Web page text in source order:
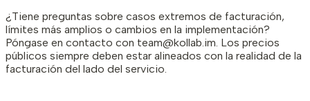
¿Tiene preguntas sobre casos extremos de facturación,
límites más amplios o cambios en la implementación?
Póngase en contacto con team@kollab.im. Los precios
públicos siempre deben estar alineados con la realidad de la
facturación del lado del servicio.